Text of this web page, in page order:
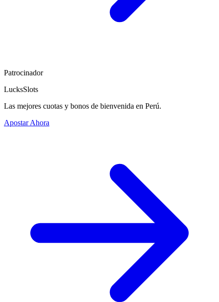
Patrocinador
LucksSlots
Las mejores cuotas y bonos de bienvenida en Perú.
Apostar Ahora